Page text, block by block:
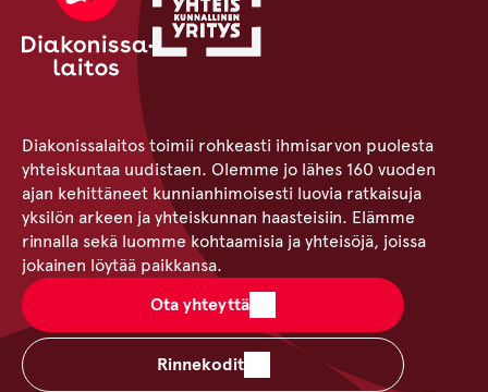
Diakonissalaitos toimii rohkeasti ihmisarvon puolesta
yhteiskuntaa uudistaen. Olemme jo lähes 160 vuoden
ajan kehittäneet kunnianhimoisesti luovia ratkaisuja
yksilön arkeen ja yhteiskunnan haasteisiin. Elämme
rinnalla sekä luomme kohtaamisia ja yhteisöjä, joissa
jokainen löytää paikkansa.
Ota yhteyttä
Rinnekodit